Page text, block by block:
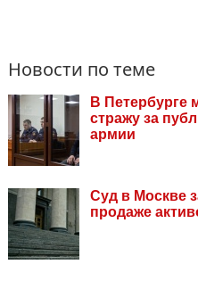
Новости по теме
В Петербурге
стражу за
армии
Суд в Москве
продаже